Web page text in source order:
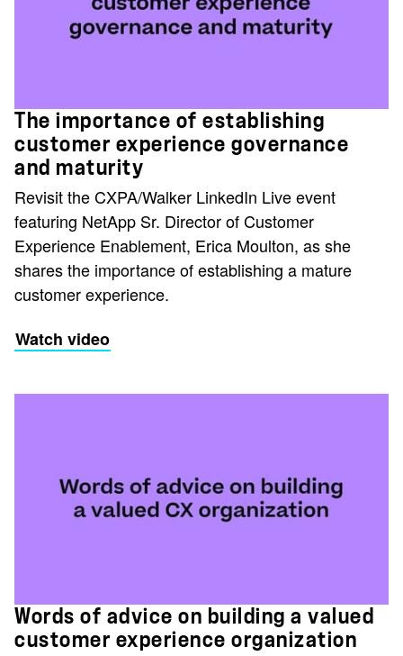
The importance of establishing
customer experience governance
and maturity
Revisit the CXPA/Walker LinkedIn Live event
featuring NetApp Sr. Director of Customer
Experience Enablement, Erica Moulton, as she
shares the importance of establishing a mature
customer experience.
Watch video
Words of advice on building a valued
customer experience organization